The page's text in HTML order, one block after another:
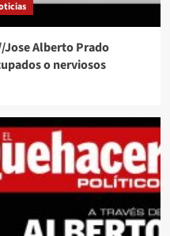
Jose Alberto Prado
o nerviosos